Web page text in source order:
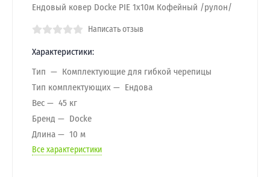
Ендовый ковер Docke PIE 1х10м Кофейный /рулон/
Написать отзыв
Характеристики:
Тип
Комплектующие для гибкой черепицы
Тип комплектующих
Ендова
Вес
45 кг
Бренд
Docke
Длина
10 м
Все характеристики